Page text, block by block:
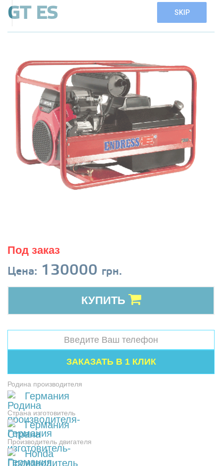
GT ES
Под заказ
Цена: 130000 грн.
КУПИТЬ
Родина производителя
Германия
Страна изготовитель
Германия
Производитель двигателя
Honda